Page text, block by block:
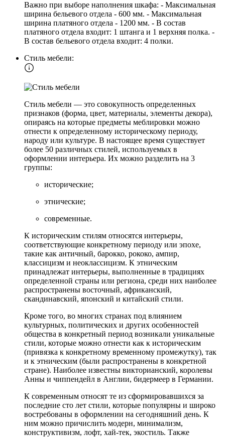
Важно при выборе наполнения шкафа: - Максимальная
ширина бельевого отдела - 600 мм. - Максимальная
ширина платяного отдела - 1200 мм. - В состав
платяного отдела входит: 1 штанга и 1 верхняя полка. -
В состав бельевого отдела входит: 4 полки.
Стиль мебели:
Стиль мебели — это совокупность определенных
признаков (форма, цвет, материалы, элементы декора),
опираясь на которые предметы меблировки можно
отнести к определенному историческому периоду,
народу или культуре. В настоящее время существует
более 50 различных стилей, используемых в
оформлении интерьера. Их можно разделить на 3
группы:
исторические;
этнические;
современные.
К историческим стилям относятся интерьеры,
соответствующие конкретному периоду или эпохе,
такие как античный, барокко, рококо, ампир,
классицизм и неоклассицизм. К этническим
принадлежат интерьеры, выполненные в традициях
определенной страны или региона, среди них наиболее
распространены восточный, африканский,
скандинавский, японский и китайский стили.
Кроме того, во многих странах под влиянием
культурных, политических и других особенностей
общества в конкретный период возникали уникальные
стили, которые можно отнести как к историческим
(привязка к конкретному временному промежутку), так
и к этническим (были распространены в конкретной
стране). Наиболее известны викторианский, королевы
Анны и чиппендейл в Англии, бидермеер в Германии.
К современным относят те из сформировавшихся за
последние сто лет стили, которые популярны и широко
востребованы в оформлении на сегодняшний день. К
ним можно причислить модерн, минимализм,
конструктивизм, лофт, хай-тек, экостиль. Также